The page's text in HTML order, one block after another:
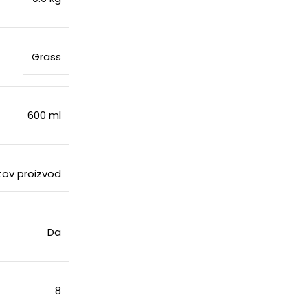
Grass
600 ml
proizvod
Da
8